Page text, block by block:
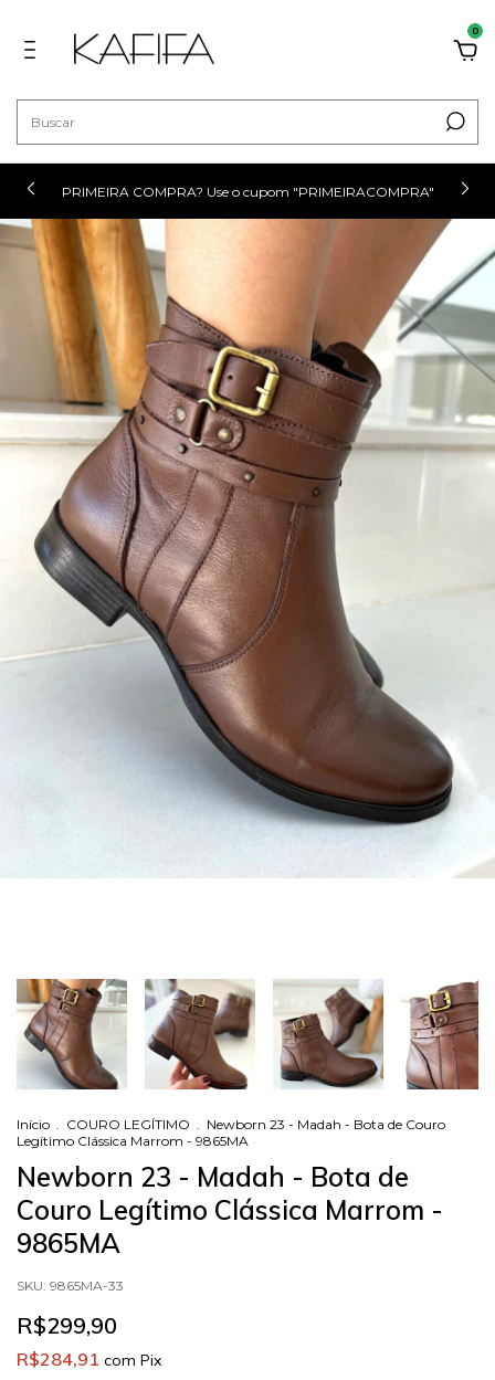
0
PRIMEIRA COMPRA? Use o cupom "PRIMEIRACOMPRA"
Início . COURO LEGÍTIMO . Newborn 23 - Madah - Bota de Couro
Legítimo Clássica Marrom - 9865MA
Newborn 23 - Madah - Bota de
Couro Legítimo Clássica Marrom -
9865MA
SKU: 9865MA-33
R$299,90
R$284,91 com Pix